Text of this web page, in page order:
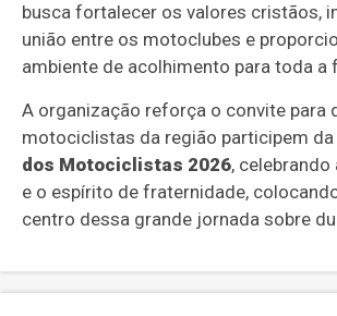
busca fortalecer os valores cristãos,
união entre os motoclubes e
ambiente de acolhimento para toda a
A organização reforça o convite para
motociclistas da região participem
dos Motociclistas 2026, celebrando
e o espírito de fraternidade,
centro dessa grande jornada sobre